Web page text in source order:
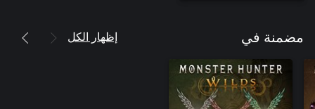
مضمنة في إظهار الكل